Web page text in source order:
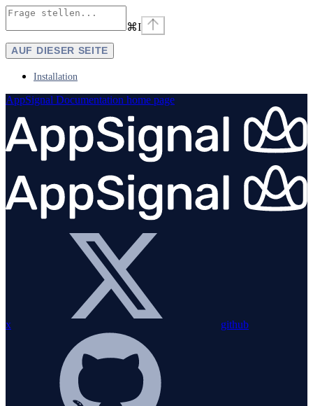
⌘I
AUF DIESER SEITE
Installation
AppSignal Documentation home page
x github